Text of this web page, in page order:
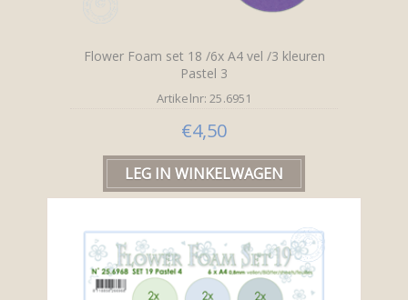
Flower Foam set 18 /6x A4 vel /3 kleuren
Pastel 3
Artikelnr: 25.6951
€4,50